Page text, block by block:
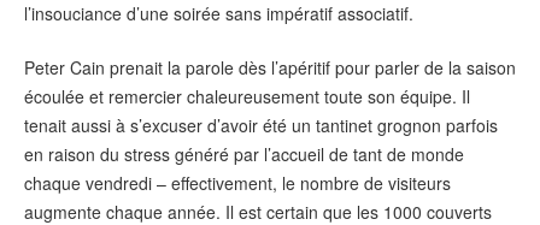
l’insouciance d’une soirée sans impératif associatif.
Peter Cain prenait la parole dès l’apéritif pour parler de la saison
écoulée et remercier chaleureusement toute son équipe. Il
tenait aussi à s’excuser d’avoir été un tantinet grognon parfois
en raison du stress généré par l’accueil de tant de monde
chaque vendredi – effectivement, le nombre de visiteurs
augmente chaque année. Il est certain que les 1000 couverts